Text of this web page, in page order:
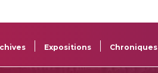
Sacem
projets
Expositions Chroniques